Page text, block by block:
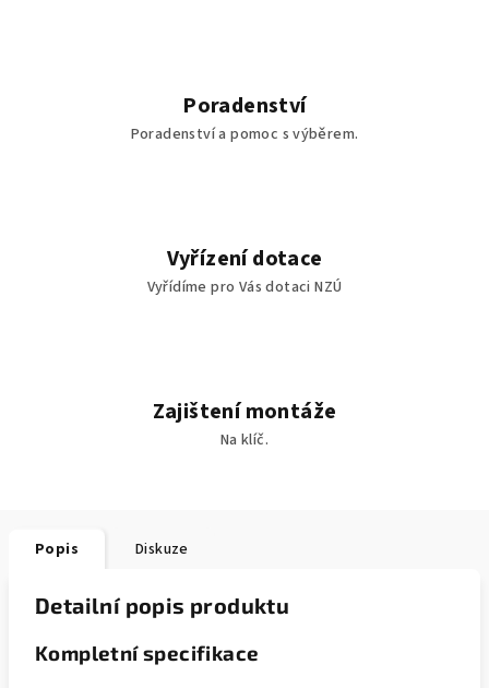
Poradenství
Poradenství a pomoc s výběrem.
Vyřízení dotace
Vyřídíme pro Vás dotaci NZÚ
Zajištení montáže
Na klíč.
Popis Diskuze
Detailní popis produktu
Kompletní specifikace